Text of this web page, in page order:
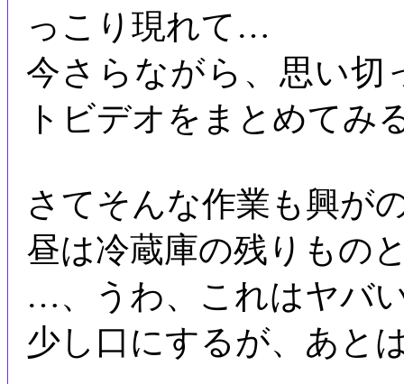
っこり現れて…
今さらながら、思い切
トビデオをまとめてみ
さてそんな作業も興が
昼は冷蔵庫の残りもの
…、うわ、これはヤバ
少し口にするが、あと